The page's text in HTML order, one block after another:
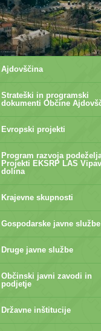
Ajdovščina
Strateški in programski
dokumenti Občine
Evropski projekti
Program razvoja
Projekti EKSRP LAS
dolina
Krajevne skupnosti
Gospodarske javne službe
Druge javne službe
Občinski javni zavodi in
podjetje
Državne inštitucije